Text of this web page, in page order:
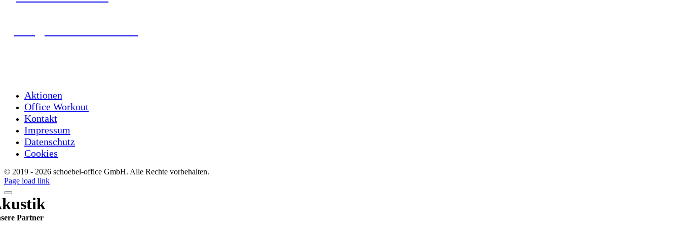
Aktionen
Office Workout
Kontakt
Impressum
Datenschutz
Cookies
© 2019 - 2026 schoebel-office GmbH. Alle Rechte vorbehalten.
Page load link
Partner